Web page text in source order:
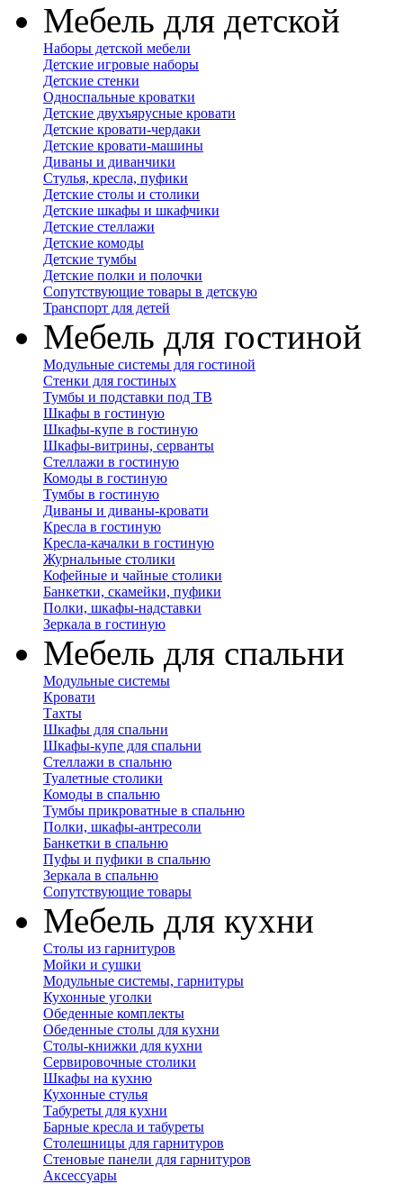
Мебель для детской
Наборы детской мебели
Детские игровые наборы
Детские стенки
Односпальные кроватки
Детские двухъярусные кровати
Детские кровати-чердаки
Детские кровати-машины
Диваны и диванчики
Стулья, кресла, пуфики
Детские столы и столики
Детские шкафы и шкафчики
Детские стеллажи
Детские комоды
Детские тумбы
Детские полки и полочки
Сопутствующие товары в детскую
Транспорт для детей
Мебель для гостиной
Модульные системы для гостиной
Стенки для гостиных
Тумбы и подставки под ТВ
Шкафы в гостиную
Шкафы-купе в гостиную
Шкафы-витрины, серванты
Стеллажи в гостиную
Комоды в гостиную
Тумбы в гостиную
Диваны и диваны-кровати
Кресла в гостиную
Кресла-качалки в гостиную
Журнальные столики
Кофейные и чайные столики
Банкетки, скамейки, пуфики
Полки, шкафы-надставки
Зеркала в гостиную
Мебель для спальни
Модульные системы
Кровати
Тахты
Шкафы для спальни
Шкафы-купе для спальни
Стеллажи в спальню
Туалетные столики
Комоды в спальню
Тумбы прикроватные в спальню
Полки, шкафы-антресоли
Банкетки в спальню
Пуфы и пуфики в спальню
Зеркала в спальню
Сопутствующие товары
Мебель для кухни
Столы из гарнитуров
Мойки и сушки
Модульные системы, гарнитуры
Кухонные уголки
Обеденные комплекты
Обеденные столы для кухни
Столы-книжки для кухни
Сервировочные столики
Шкафы на кухню
Кухонные стулья
Табуреты для кухни
Барные кресла и табуреты
Столешницы для гарнитуров
Стеновые панели для гарнитуров
Аксессуары